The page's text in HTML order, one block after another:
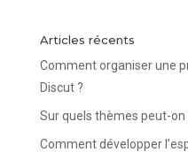
Articles récents
Comment organiser une
Discut ?
Sur quels thèmes peut-
Comment développer